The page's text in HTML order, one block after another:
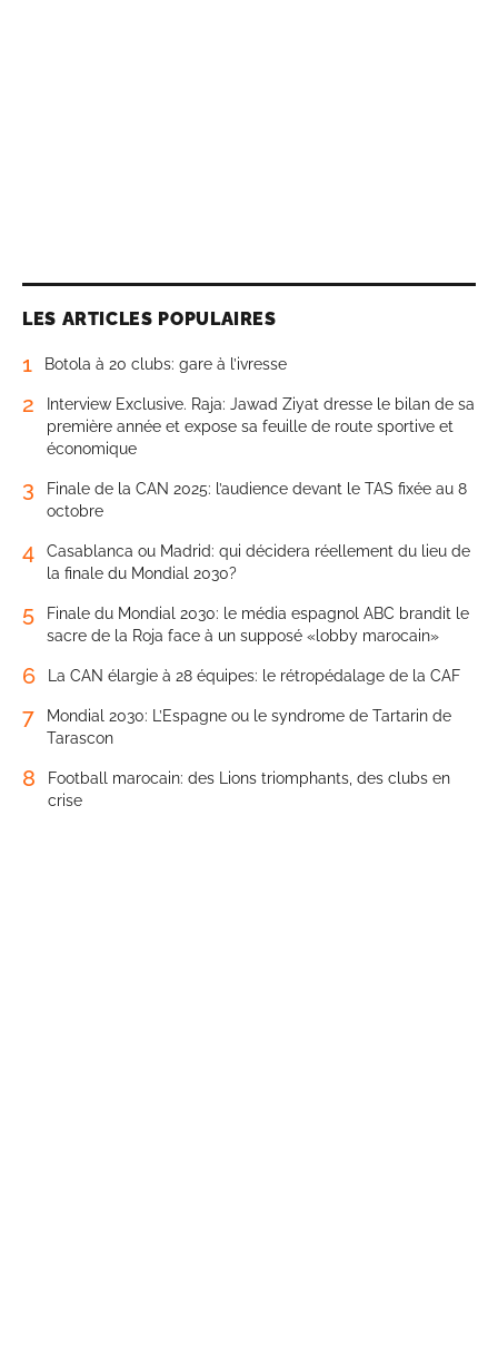
LES ARTICLES POPULAIRES
1 Botola à 20 clubs: gare à l’ivresse
2
Interview Exclusive. Raja: Jawad Ziyat dresse le bilan de sa
première année et expose sa feuille de route sportive et
économique
3
Finale de la CAN 2025: l’audience devant le TAS fixée au 8
octobre
4
Casablanca ou Madrid: qui décidera réellement du lieu de
la finale du Mondial 2030?
5
Finale du Mondial 2030: le média espagnol ABC brandit le
sacre de la Roja face à un supposé «lobby marocain»
6 La CAN élargie à 28 équipes: le rétropédalage de la CAF
7
Mondial 2030: L’Espagne ou le syndrome de Tartarin de
Tarascon
8
Football marocain: des Lions triomphants, des clubs en
crise